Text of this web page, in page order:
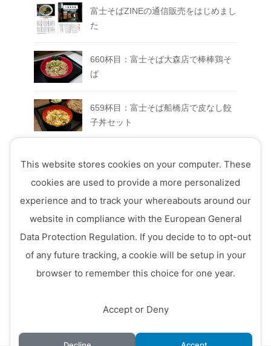
富士そばZINEの通信販売をはじめまし
た
660杯目：富士そば大森店で棒棒鶏そ
ば
659杯目：富士そば船橋店で皮なし餃
子丼セット
店でFUJIYAMAセット
657杯目：富士そば西荻窪店で真夏の
ミートソースそば
656杯目：富士そば ７月のフェアメニ
ュー「ミニ四川風かき揚げ丼セット」
This website stores cookies on your computer. These
cookies are used to provide a more personalized
experience and to track your whereabouts around our
website in compliance with the European General
Data Protection Regulation. If you decide to to opt-out
of any future tracking, a cookie will be setup in your
browser to remember this choice for one year.
Accept or Deny